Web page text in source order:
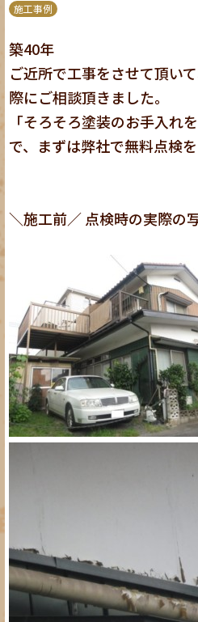
施工事例
築40年
ご近所で工事をさせて頂い
際にご相談頂きました。
「そろそろ塗装のお手入れ
で、まずは弊社で無料点検
＼施工前／ 点検時の実際の写